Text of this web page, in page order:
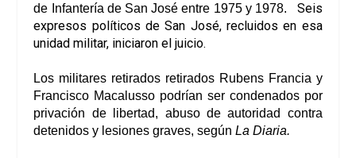
de Infantería de San José entre 1975 y 1978. Seis
expresos políticos de San José, recluidos en esa
unidad militar, iniciaron el juicio.
Los militares retirados retirados Rubens Francia y
Francisco Macalusso podrían ser condenados por
privación de libertad, abuso de autoridad contra
detenidos y lesiones graves, segúnLa Diaria.